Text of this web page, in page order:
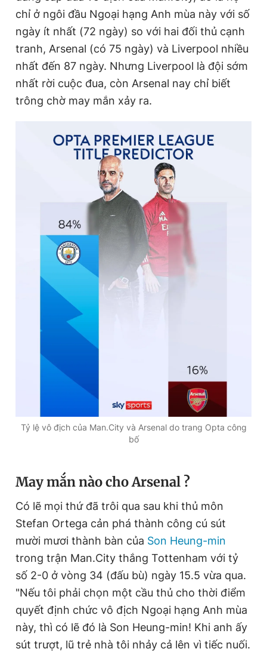
chỉ ở ngôi đầu Ngoại hạng Anh mùa này với số
ngày ít nhất (72 ngày) so với hai đối thủ cạnh
tranh, Arsenal (có 75 ngày) và Liverpool nhiều
nhất đến 87 ngày. Nhưng Liverpool là đội sớm
nhất rời cuộc đua, còn Arsenal nay chỉ biết
trông chờ may mắn xảy ra.
Tỷ lệ vô địch của Man.City và Arsenal do trang Opta công
bố
May mắn nào cho Arsenal ?
Có lẽ mọi thứ đã trôi qua sau khi thủ môn
Stefan Ortega cản phá thành công cú sút
mười mươi thành bàn của Son Heung-min
trong trận Man.City thắng Tottenham với tỷ
số 2-0 ở vòng 34 (đấu bù) ngày 15.5 vừa qua.
"Nếu tôi phải chọn một cầu thủ cho thời điểm
quyết định chức vô địch Ngoại hạng Anh mùa
này, thì có lẽ đó là Son Heung-min! Khi anh ấy
sút trượt, lũ trẻ nhà tôi nhảy cả lên vì tiếc nuối.